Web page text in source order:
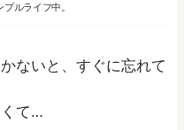
ルライフ中。
ないと、すぐに忘れて
て…